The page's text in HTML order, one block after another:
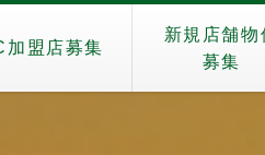
加盟店募集
新規店舗物
募集